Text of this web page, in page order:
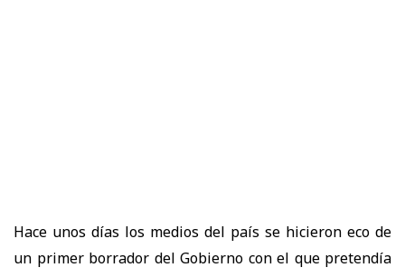
Hace unos días los medios del país se hicieron eco de
un primer borrador del Gobierno con el que pretendía